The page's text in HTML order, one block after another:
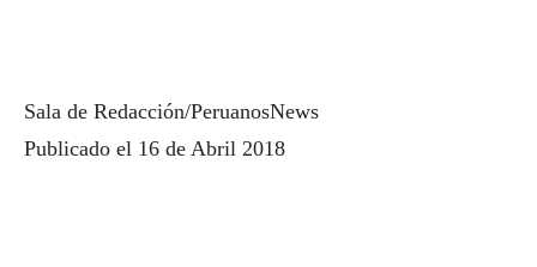
Sala de Redacción/PeruanosNews
Publicado el 16 de Abril 2018